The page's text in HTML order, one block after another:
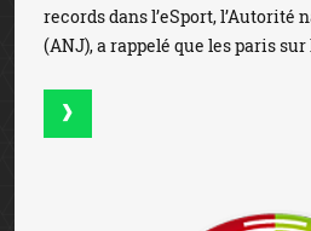
records dans l’eSport, l’Autorité
(ANJ), a rappelé que les paris sur